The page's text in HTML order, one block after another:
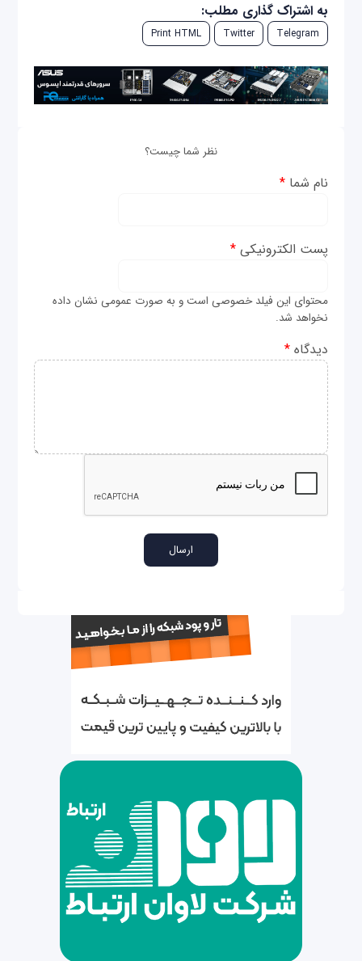
به اشتراک گذاری مطلب:
Telegram
Twitter
Print HTML
نظر شما چیست؟
نام شما*
پست الکترونیکی*
محتوای این فیلد خصوصی است و به صورت عمومی نشان داده
نخواهد شد.
دیدگاه*